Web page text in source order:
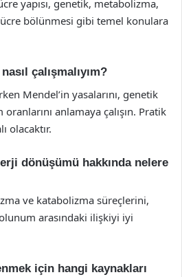
yapısı, genetik, metabolizma,
bölünmesi gibi temel konulara
çalışmalıyım?
Mendel’in yasalarını, genetik
oranlarını anlamaya çalışın. Pratik
olacaktır.
dönüşümü hakkında nelere
ve katabolizma süreçlerini,
arasındaki ilişkiyi iyi
için hangi kaynakları